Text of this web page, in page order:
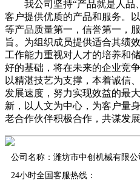
我公司坚持“产品就是人品
客户提供优质的产品和服务。
等产品质量第一，信誉第一，
旨。为组织成员提供适合其绩
工作能力重视对人才的培养和
好的基础，将在未来的企业竞
以精湛技艺为支撑，本着诚信
发展速度，努力实现效益的最
新，以人文为中心，为客户量
老合作伙伴积极合作，共谋发展
公司名称：潍坊市中创机械有限公
24小时全国客服热线：